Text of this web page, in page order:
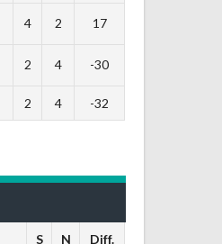
4 2 17
2 4 -30
2 4 -32
S N Diff.